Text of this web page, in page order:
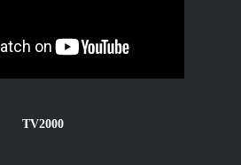
TV2000